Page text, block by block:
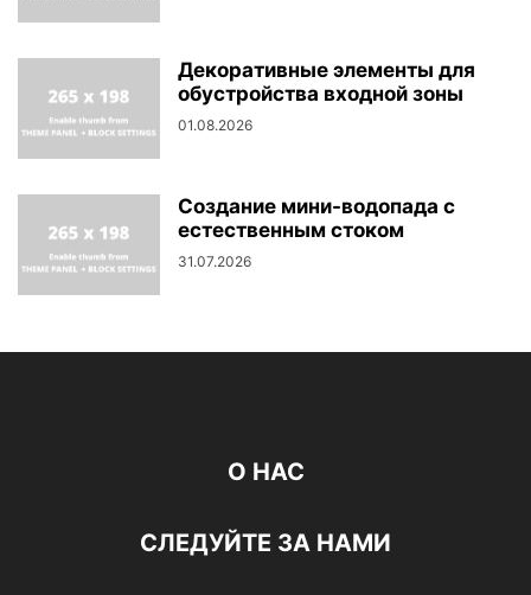
Декоративные элементы для
обустройства входной зоны
01.08.2026
Создание мини-водопада с
естественным стоком
31.07.2026
О НАС
СЛЕДУЙТЕ ЗА НАМИ